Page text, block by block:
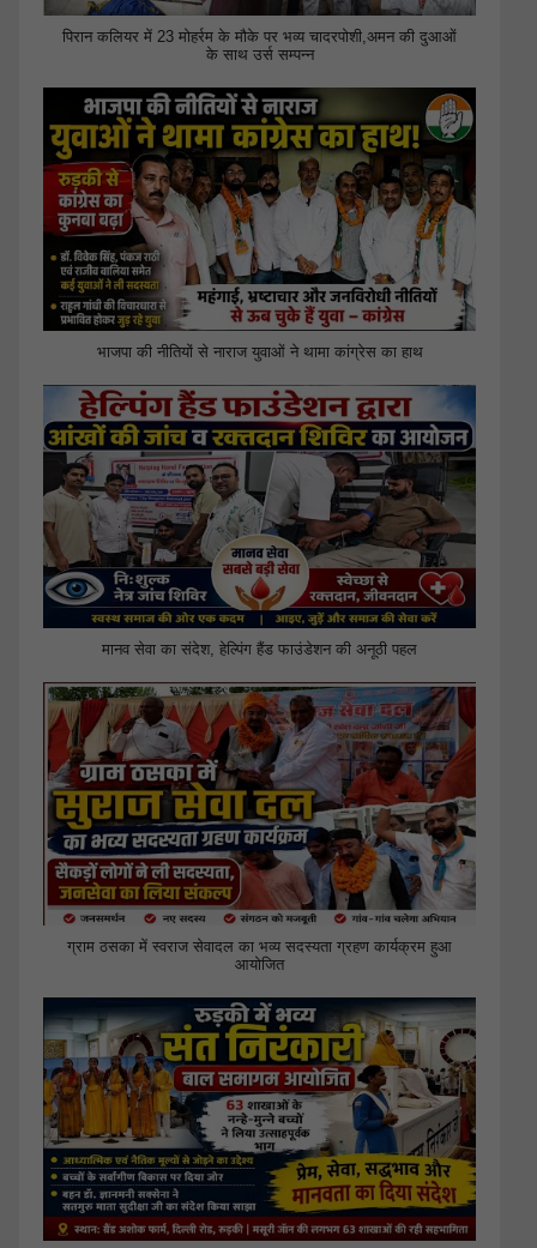
पिरान कलियर में 23 मोहर्रम के मौके पर भव्य चादरपोशी,अमन की दुआओं
के साथ उर्स सम्पन्न
भाजपा की नीतियों से नाराज युवाओं ने थामा कांग्रेस का हाथ
मानव सेवा का संदेश, हेल्पिंग हैंड फाउंडेशन की अनूठी पहल
ग्राम ठसका में स्वराज सेवादल का भव्य सदस्यता ग्रहण कार्यक्रम हुआ
आयोजित